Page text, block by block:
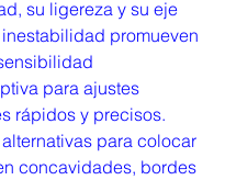
su ligereza y su eje
promueven
para ajustes
rápidos y precisos.
para colocar
concavidades, bordes